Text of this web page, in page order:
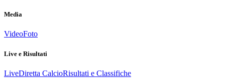
Media
VideoFoto
Live e Risultati
LiveDiretta CalcioRisultati e Classifiche